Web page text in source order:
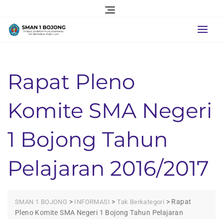
content
Rapat Pleno
Komite SMA Negeri
1 Bojong Tahun
Pelajaran 2016/2017
SMAN 1 BOJONG > INFORMASI >Tak Berkategori > Rapat
Pleno Komite SMA Negeri 1 Bojong Tahun Pelajaran